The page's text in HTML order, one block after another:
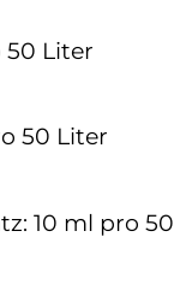
Liter
50 Liter
10 ml pro 50